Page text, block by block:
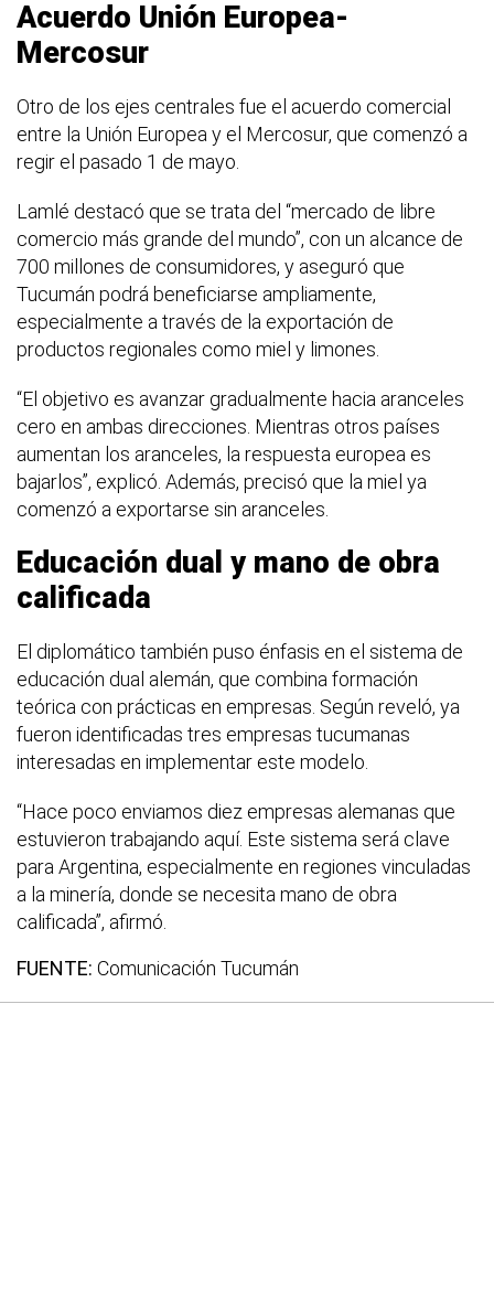
Acuerdo Unión Europea-
Mercosur
Otro de los ejes centrales fue el acuerdo comercial
entre la Unión Europea y el Mercosur, que comenzó a
regir el pasado 1 de mayo.
Lamlé destacó que se trata del “mercado de libre
comercio más grande del mundo”, con un alcance de
700 millones de consumidores, y aseguró que
Tucumán podrá beneficiarse ampliamente,
especialmente a través de la exportación de
productos regionales como miel y limones.
“El objetivo es avanzar gradualmente hacia aranceles
cero en ambas direcciones. Mientras otros países
aumentan los aranceles, la respuesta europea es
bajarlos”, explicó. Además, precisó que la miel ya
comenzó a exportarse sin aranceles.
Educación dual y mano de obra
calificada
El diplomático también puso énfasis en el sistema de
educación dual alemán, que combina formación
teórica con prácticas en empresas. Según reveló, ya
fueron identificadas tres empresas tucumanas
interesadas en implementar este modelo.
“Hace poco enviamos diez empresas alemanas que
estuvieron trabajando aquí. Este sistema será clave
para Argentina, especialmente en regiones vinculadas
a la minería, donde se necesita mano de obra
calificada”, afirmó.
FUENTE: Comunicación Tucumán